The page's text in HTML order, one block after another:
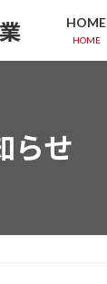
HOME
HOME
らせ